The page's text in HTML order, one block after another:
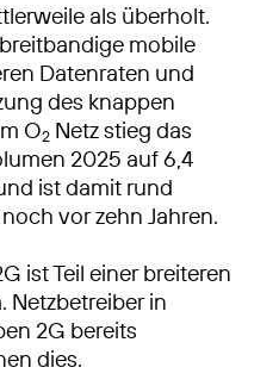
als überholt.
mobile
Datenraten und
des knappen
O2 Netz stieg das
2025 auf 6,4
ist damit rund
vor zehn Jahren.
ist Teil einer breiteren
Netzbetreiber in
2G bereits